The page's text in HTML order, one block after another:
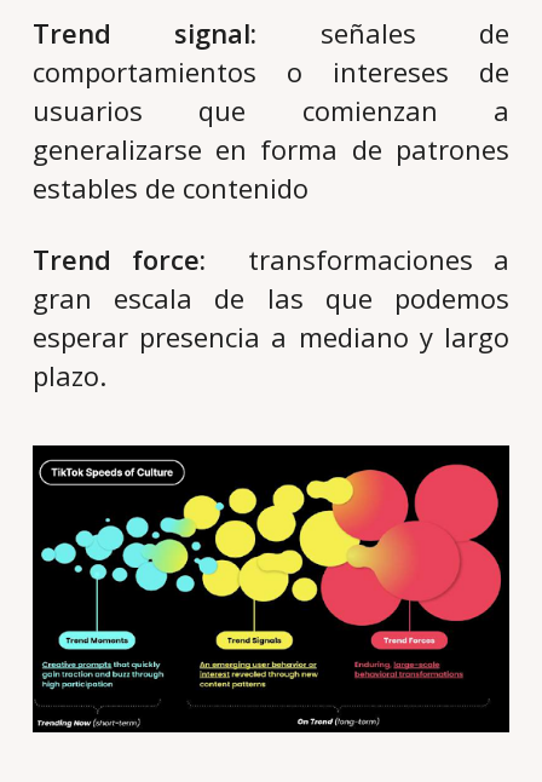
Trend signal: señales de
comportamientos o intereses de
usuarios que comienzan a
generalizarse en forma de patrones
estables de contenido
Trend force: transformaciones a
gran escala de las que podemos
esperar presencia a mediano y largo
plazo.